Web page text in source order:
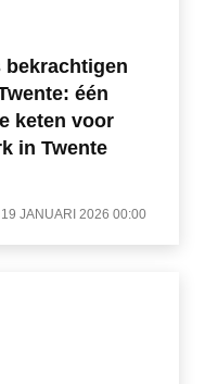
bekrachtigen
één
keten voor
in Twente
19 JANUARI 2026 00:00